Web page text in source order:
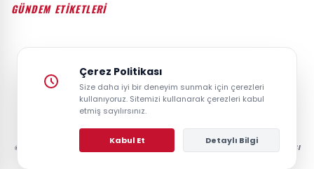
GÜNDEM ETİKETLERİ
#GÜNDEM #SIYASET #EKONOMI #SPOR #TEKNOLOJI
#DÜNYA
© 2026 GAZETESAYFA | TÜRKIYE VE DÜNYANIN GÜNCEL HABER POSTASI
Çerez Politikası
Size daha iyi bir deneyim sunmak için çerezleri
kullanıyoruz. Sitemizi kullanarak çerezleri kabul
etmiş sayılırsınız.
Kabul Et Detaylı Bilgi